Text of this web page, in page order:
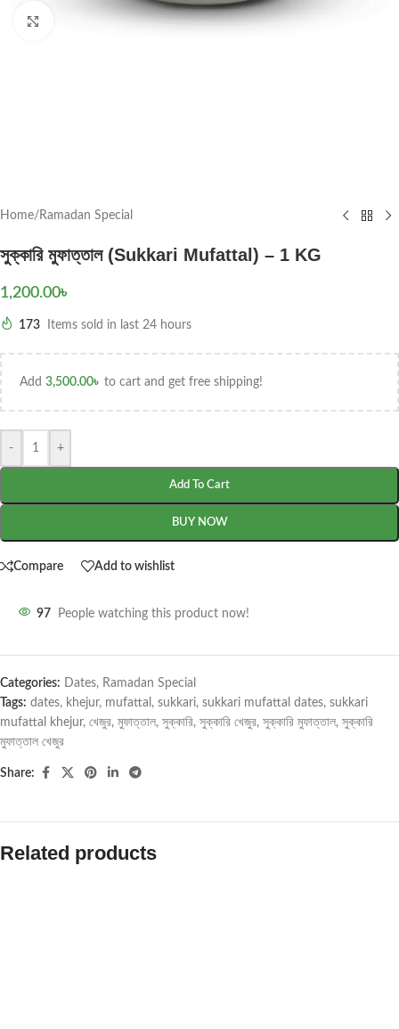
Home/ Ramadan Special
সুক্কারি মুফাত্তাল (Sukkari Mufattal) – 1 KG
1,200.00৳
173 Items sold in last 24 hours
Add 3,500.00৳ to cart and get free shipping!
- +
Add To Cart
BUY NOW
Compare Add to wishlist
97 People watching this product now!
Categories: Dates, Ramadan Special
Tags: dates, khejur, mufattal , sukkari, sukkari mufattal dates, sukkari
mufattal khejur, খেজুর, মুফাত্তাল, সুক্কারি, সুক্কারি খেজুর, সুক্কারি মুফাত্তাল, সুক্কারি
মুফাত্তাল খেজুর
Share:
Related products